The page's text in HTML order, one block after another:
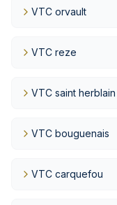
VTC orvault
VTC reze
VTC saint herblain
VTC bouguenais
VTC carquefou